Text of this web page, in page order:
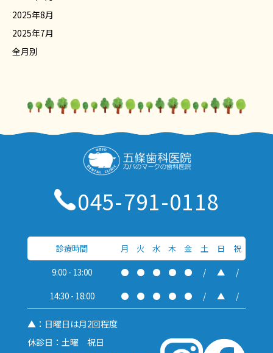
2025年8月
2025年7月
全月別
045-791-0118
診療時間 月 火 水 木 金 土 日 祝
9:00 - 13:00 ● ● ● ● ● / ▲ /
14:30 - 18:00 ● ● ● ● ● / ▲ /
▲：日曜日は月2回程度
休診日：土曜 祝日